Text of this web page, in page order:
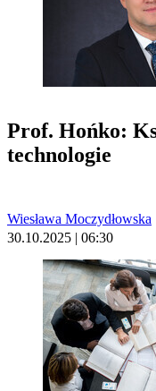
Prof. Hońko:
technologie
Wiesława Moczydłowska
30.10.2025 | 06:30